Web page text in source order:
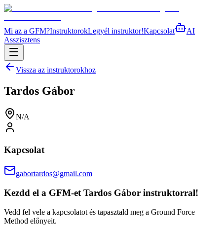
Mi az a GFM?InstruktorokLegyél instruktor!Kapcsolat
AI
Asszisztens
Vissza az instruktorokhoz
Tardos Gábor
N/A
Kapcsolat
gabortardos@gmail.com
Kezdd el a GFM-et Tardos Gábor instruktorral!
Vedd fel vele a kapcsolatot és tapasztald meg a Ground Force
Method előnyeit.